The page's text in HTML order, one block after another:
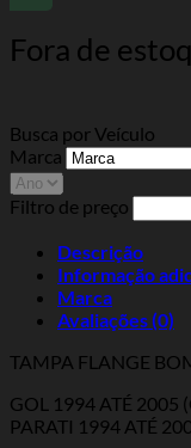
Fora de
Busca por Veículo
Marca
Filtro de preço
Descrição
Informação
Marca
Avaliações (0)
TAMPA FLANGE
GOL 1994 ATÉ 2005
PARATI 1994 ATÉ